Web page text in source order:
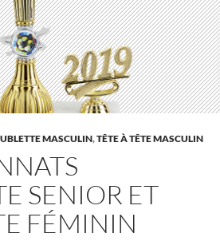
MASCULIN,TÊTE À TÊTE MASCULIN
SENIOR ET
FÉMININ